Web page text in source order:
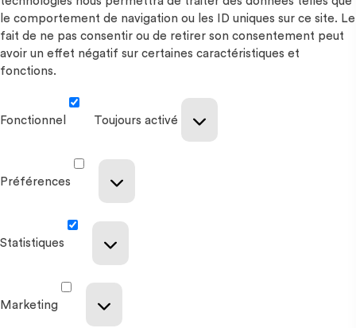
le comportement de navigation ou les ID uniques sur ce site. Le
fait de ne pas consentir ou de retirer son consentement peut
avoir un effet négatif sur certaines caractéristiques et
fonctions.
Fonctionnel Toujours activé
Préférences
Statistiques
Marketing